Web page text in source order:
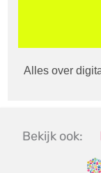
Alles over
Bekijk ook: